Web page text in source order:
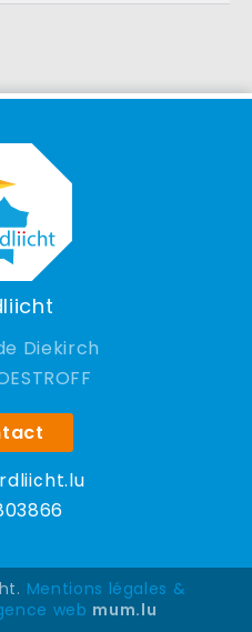
Diekirch
Mentions légales &
web mum.lu